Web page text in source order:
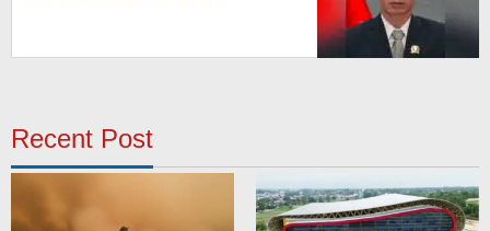
Recent Post